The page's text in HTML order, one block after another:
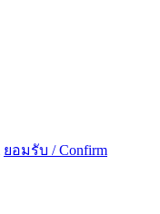
ยอมรับ / Confirm